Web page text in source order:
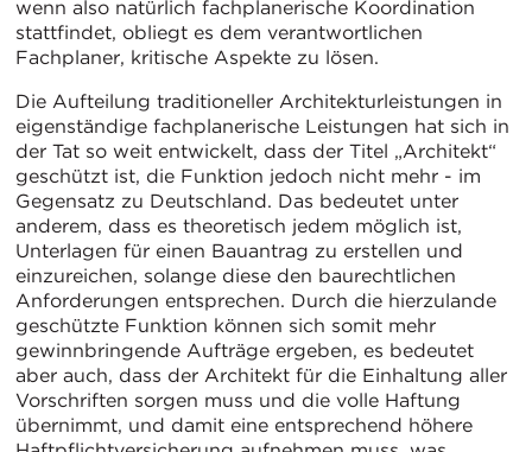
wenn also natürlich fachplanerische Koordination
stattfindet, obliegt es dem verantwortlichen
Fachplaner, kritische Aspekte zu lösen.
Die Aufteilung traditioneller Architekturleistungen in
eigenständige fachplanerische Leistungen hat sich in
der Tat so weit entwickelt, dass der Titel „Architekt“
geschützt ist, die Funktion jedoch nicht mehr - im
Gegensatz zu Deutschland. Das bedeutet unter
anderem, dass es theoretisch jedem möglich ist,
Unterlagen für einen Bauantrag zu erstellen und
einzureichen, solange diese den baurechtlichen
Anforderungen entsprechen. Durch die hierzulande
geschützte Funktion können sich somit mehr
gewinnbringende Aufträge ergeben, es bedeutet
aber auch, dass der Architekt für die Einhaltung aller
Vorschriften sorgen muss und die volle Haftung
übernimmt, und damit eine entsprechend höhere